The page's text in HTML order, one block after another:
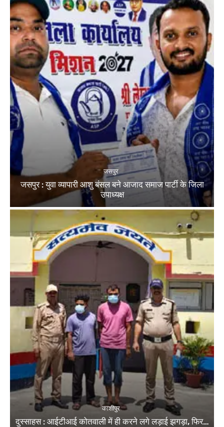
जसपुर
जसपुर : युवा व्यापारी आशु बंसल बने आजाद समाज पार्टी के जिला
उपाध्यक्ष
काशीपुर
दुस्साहस : आईटीआई कोतवाली में ही करने लगे लड़ाई झगड़ा, फिर…